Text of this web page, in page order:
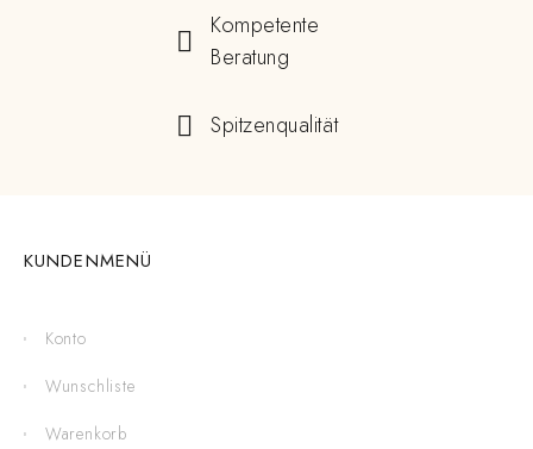
Kompetente
Beratung
Spitzenqualität
KUNDENMENÜ
Konto
Wunschliste
Warenkorb